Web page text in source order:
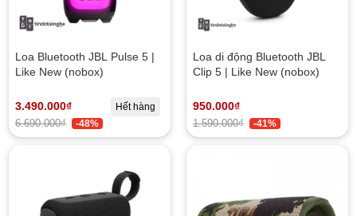
Loa Bluetooth JBL Pulse 5 |
Like New (nobox)
3.490.000₫
6.690.000₫ -48%
Hết hàng
Loa di động Bluetooth JBL
Clip 5 | Like New (nobox)
950.000₫
1.590.000₫ -41%